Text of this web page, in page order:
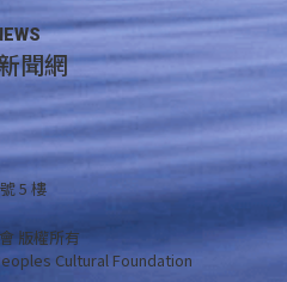
聞網
5 樓
版權所有
Cultural Foundation